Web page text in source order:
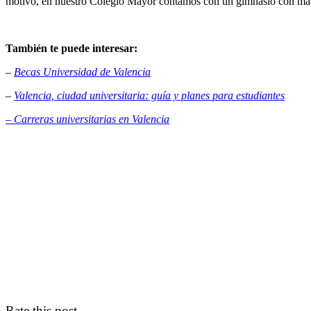
También te puede interesar:
– Becas Universidad de Valencia
– Valencia, ciudad universitaria: guía y planes para estudiantes
– Carreras universitarias en Valencia